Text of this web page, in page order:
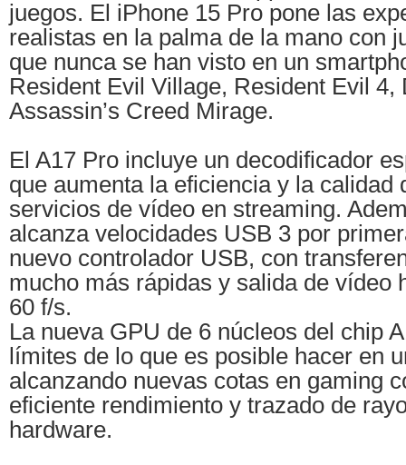
juegos. El iPhone 15 Pro pone las
realistas en la palma de la mano con
que nunca se han visto en un
Resident Evil Village, Resident Evil 4,
Assassin’s Creed Mirage.
El A17 Pro incluye un decodificador
que aumenta la eficiencia y la calidad
servicios de vídeo en streaming.
alcanza velocidades USB 3 por
nuevo controlador USB, con
mucho más rápidas y salida de vídeo
60 f/s.
La nueva GPU de 6 núcleos del chip
límites de lo que es posible hacer en
alcanzando nuevas cotas en gaming
eficiente rendimiento y trazado de
hardware.